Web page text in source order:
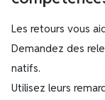
Les retours vous
Demandez des
natifs.
Utilisez leurs